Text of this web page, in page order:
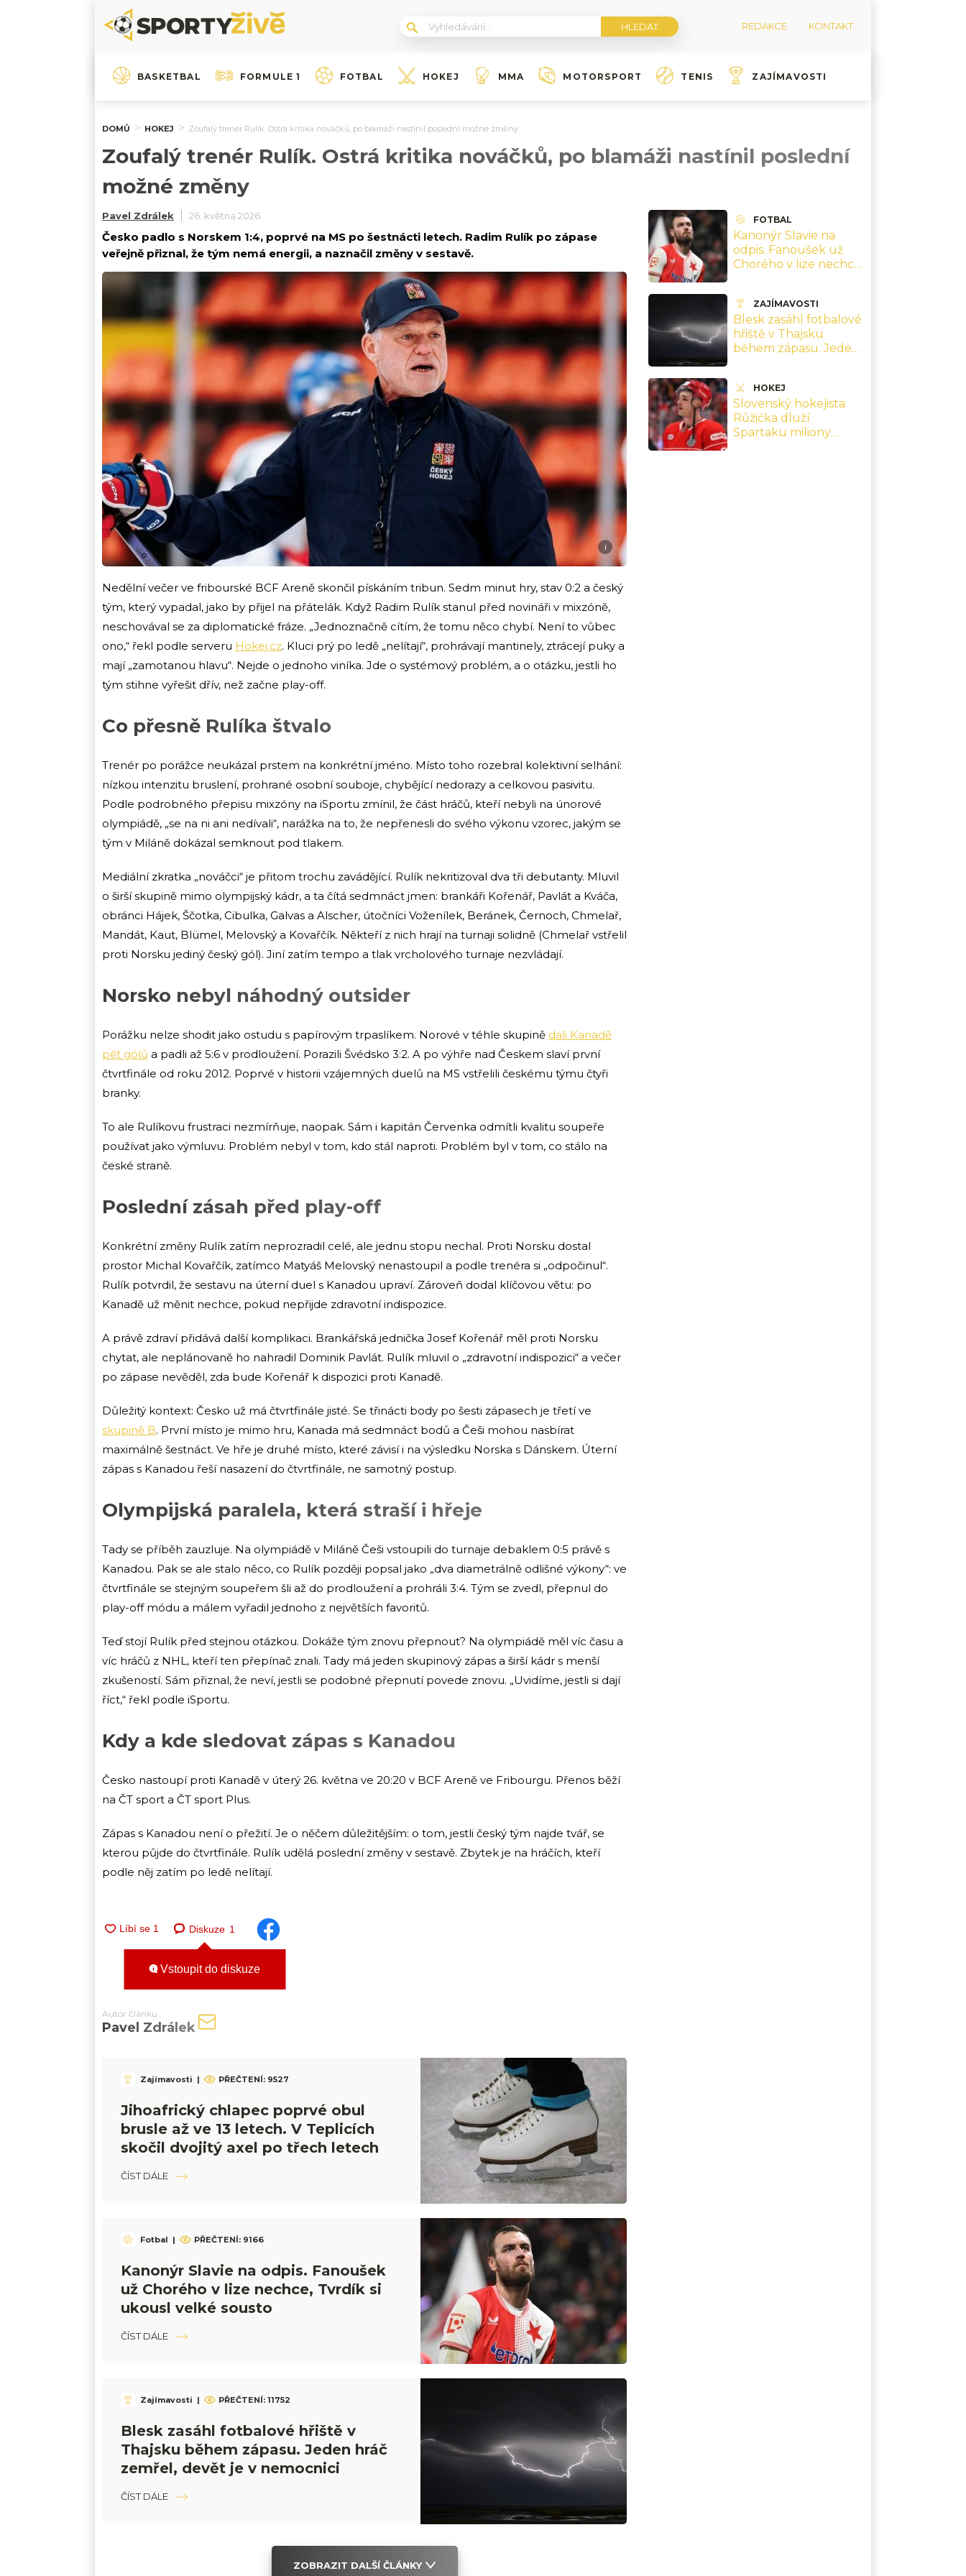
REDAKCE KONTAKT
BASKETBAL FORMULE 1 FOTBAL HOKEJ MMA MOTORSPORT TENIS ZAJÍMAVOSTI
DOMŮ HOKEJ Zoufalý trenér Rulík. Ostrá kritika nováčků, po blamáži nastínil poslední možné změny
Zoufalý trenér Rulík. Ostrá kritika nováčků, po blamáži nastínil poslední
možné změny
Pavel Zdrálek 26. května 2026
Česko padlo s Norskem 1:4, poprvé na MS po šestnácti letech. Radim Rulík po zápase
veřejně přiznal, že tým nemá energii, a naznačil změny v sestavě.
i
Nedělní večer ve fribourské BCF Areně skončil pískáním tribun. Sedm minut hry, stav 0:2 a český
tým, který vypadal, jako by přijel na přátelák. Když Radim Rulík stanul před novináři v mixzóně,
neschovával se za diplomatické fráze. „Jednoznačně cítím, že tomu něco chybí. Není to vůbec
ono,“ řekl podle serveru Hokej.cz. Kluci prý po ledě „nelítají“, prohrávají mantinely, ztrácejí puky a
mají „zamotanou hlavu“. Nejde o jednoho viníka. Jde o systémový problém, a o otázku, jestli ho
tým stihne vyřešit dřív, než začne play-off.
Co přesně Rulíka štvalo
Trenér po porážce neukázal prstem na konkrétní jméno. Místo toho rozebral kolektivní selhání:
nízkou intenzitu bruslení, prohrané osobní souboje, chybějící nedorazy a celkovou pasivitu.
Podle podrobného přepisu mixzóny na iSportu zmínil, že část hráčů, kteří nebyli na únorové
olympiádě, „se na ni ani nedívali“, narážka na to, že nepřenesli do svého výkonu vzorec, jakým se
tým v Miláně dokázal semknout pod tlakem.
Mediální zkratka „nováčci“ je přitom trochu zavádějící. Rulík nekritizoval dva tři debutanty. Mluvil
o širší skupině mimo olympijský kádr, a ta čítá sedmnáct jmen: brankáři Kořenář, Pavlát a Kváča,
obránci Hájek, Ščotka, Cibulka, Galvas a Alscher, útočníci Voženílek, Beránek, Černoch, Chmelař,
Mandát, Kaut, Blümel, Melovský a Kovařčík. Někteří z nich hrají na turnaji solidně (Chmelař vstřelil
proti Norsku jediný český gól). Jiní zatím tempo a tlak vrcholového turnaje nezvládají.
Norsko nebyl náhodný outsider
Porážku nelze shodit jako ostudu s papírovým trpaslíkem. Norové v téhle skupině dali Kanadě
pět gólů a padli až 5:6 v prodloužení. Porazili Švédsko 3:2. A po výhře nad Českem slaví první
čtvrtfinále od roku 2012. Poprvé v historii vzájemných duelů na MS vstřelili českému týmu čtyři
branky.
To ale Rulíkovu frustraci nezmírňuje, naopak. Sám i kapitán Červenka odmítli kvalitu soupeře
používat jako výmluvu. Problém nebyl v tom, kdo stál naproti. Problém byl v tom, co stálo na
české straně.
Poslední zásah před play-off
Konkrétní změny Rulík zatím neprozradil celé, ale jednu stopu nechal. Proti Norsku dostal
prostor Michal Kovařčík, zatímco Matyáš Melovský nenastoupil a podle trenéra si „odpočinul“.
Rulík potvrdil, že sestavu na úterní duel s Kanadou upraví. Zároveň dodal klíčovou větu: po
Kanadě už měnit nechce, pokud nepřijde zdravotní indispozice.
A právě zdraví přidává další komplikaci. Brankářská jednička Josef Kořenář měl proti Norsku
chytat, ale neplánovaně ho nahradil Dominik Pavlát. Rulík mluvil o „zdravotní indispozici“ a večer
po zápase nevěděl, zda bude Kořenář k dispozici proti Kanadě.
Důležitý kontext: Česko už má čtvrtfinále jisté. Se třinácti body po šesti zápasech je třetí ve
skupině B. První místo je mimo hru, Kanada má sedmnáct bodů a Češi mohou nasbírat
maximálně šestnáct. Ve hře je druhé místo, které závisí i na výsledku Norska s Dánskem. Úterní
zápas s Kanadou řeší nasazení do čtvrtfinále, ne samotný postup.
Olympijská paralela, která straší i hřeje
Tady se příběh zauzluje. Na olympiádě v Miláně Češi vstoupili do turnaje debaklem 0:5 právě s
Kanadou. Pak se ale stalo něco, co Rulík později popsal jako „dva diametrálně odlišné výkony“: ve
čtvrtfinále se stejným soupeřem šli až do prodloužení a prohráli 3:4. Tým se zvedl, přepnul do
play-off módu a málem vyřadil jednoho z největších favoritů.
Teď stojí Rulík před stejnou otázkou. Dokáže tým znovu přepnout? Na olympiádě měl víc času a
víc hráčů z NHL, kteří ten přepínač znali. Tady má jeden skupinový zápas a širší kádr s menší
zkušeností. Sám přiznal, že neví, jestli se podobné přepnutí povede znovu. „Uvidíme, jestli si dají
říct,“ řekl podle iSportu.
Kdy a kde sledovat zápas s Kanadou
Česko nastoupí proti Kanadě v úterý 26. května ve 20:20 v BCF Areně ve Fribourgu. Přenos běží
na ČT sport a ČT sport Plus.
Zápas s Kanadou není o přežití. Je o něčem důležitějším: o tom, jestli český tým najde tvář, se
kterou půjde do čtvrtfinále. Rulík udělá poslední změny v sestavě. Zbytek je na hráčích, kteří
podle něj zatím po ledě nelítají.
Diskuze 1
Vstoupit do diskuze
Autor článku
Pavel Zdrálek
Zajímavosti | PŘEČTENÍ: 9527
Jihoafrický chlapec poprvé obul
brusle až ve 13 letech. V Teplicích
skočil dvojitý axel po třech letech
ČÍST DÁLE
Fotbal | PŘEČTENÍ: 9166
Kanonýr Slavie na odpis. Fanoušek
už Chorého v lize nechce, Tvrdík si
ukousl velké sousto
ČÍST DÁLE
Zajímavosti | PŘEČTENÍ: 11752
Blesk zasáhl fotbalové hřiště v
Thajsku během zápasu. Jeden hráč
zemřel, devět je v nemocnici
ČÍST DÁLE
ZOBRAZIT DALŠÍ ČLÁNKY
FOTBAL
Kanonýr Slavie na
odpis. Fanoušek už
Chorého v lize nechce,
ZAJÍMAVOSTI
Blesk zasáhl fotbalové
hřiště v Thajsku
během zápasu. Jeden
HOKEJ
Slovenský hokejista
Růžička dluží
Spartaku miliony